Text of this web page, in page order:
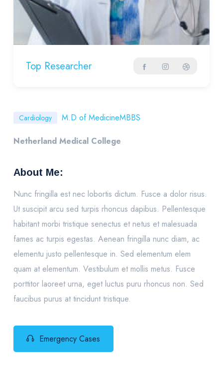
Top Researcher
Cardiology M.D of MedicineMBBS
Netherland Medical College
About Me:
Nunc fringilla est nec lobortis dictum. Fusce a dolor risus.
Ut suscipit arcu sed turpis rhoncus dapibus. Pellentesque
habitant morbi tristique senectus et netus et malesuada
fames ac turpis egestas. Aenean fringilla nunc diam, ac
elementu justo pellentesque in. Sed elementum elem
quam at elementum. Vestibulum et mollis metus. Fusce
porttitor laoreet urna, eget luctus puru rhoncus non. Sed
faucibus purus at tincidunt tristique.
Emergency Cases